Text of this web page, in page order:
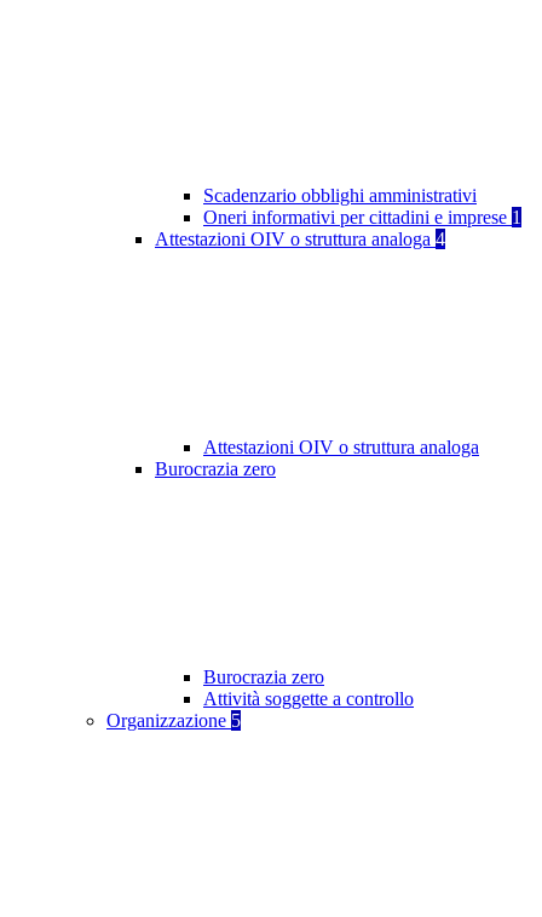
Scadenzario obblighi amministrativi
Oneri informativi per cittadini e imprese 1
Attestazioni OIV o struttura analoga 4
Attestazioni OIV o struttura analoga
Burocrazia zero
Burocrazia zero
Attività soggette a controllo
Organizzazione 5